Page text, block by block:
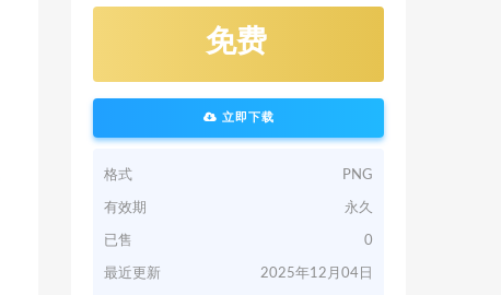
免费
立即下载
格式 PNG
有效期 永久
已售 0
最近更新 2025年12月04日